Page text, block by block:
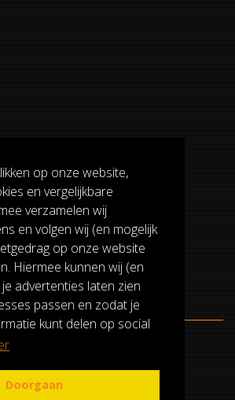
op onze website,
en vergelijkbare
verzamelen wij
en volgen wij (en mogelijk
op onze website
Hiermee kunnen wij (en
advertenties laten zien
passen en zodat je
kunt delen op social
Doorgaan
VOORWAARDEN
EN RETOURNEREN